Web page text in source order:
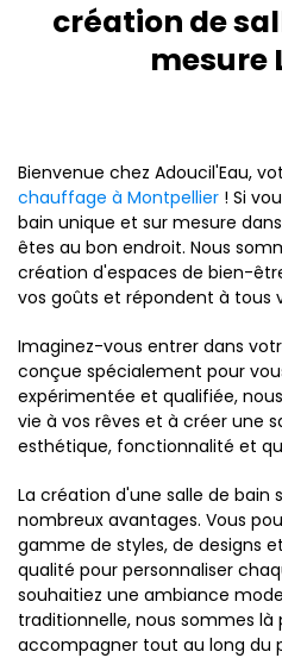
création de
mesure
Bienvenue chez Adoucil'Eau,
chauffage à Montpellier ! Si
bain unique et sur mesure
êtes au bon endroit. Nous
création d'espaces de bien-
vos goûts et répondent à tous
Imaginez-vous entrer dans
conçue spécialement pour
expérimentée et qualifiée,
vie à vos rêves et à créer une
esthétique, fonctionnalité et
La création d'une salle de bain
nombreux avantages. Vous
gamme de styles, de designs
qualité pour personnaliser
souhaitiez une ambiance
traditionnelle, nous sommes là
accompagner tout au long du